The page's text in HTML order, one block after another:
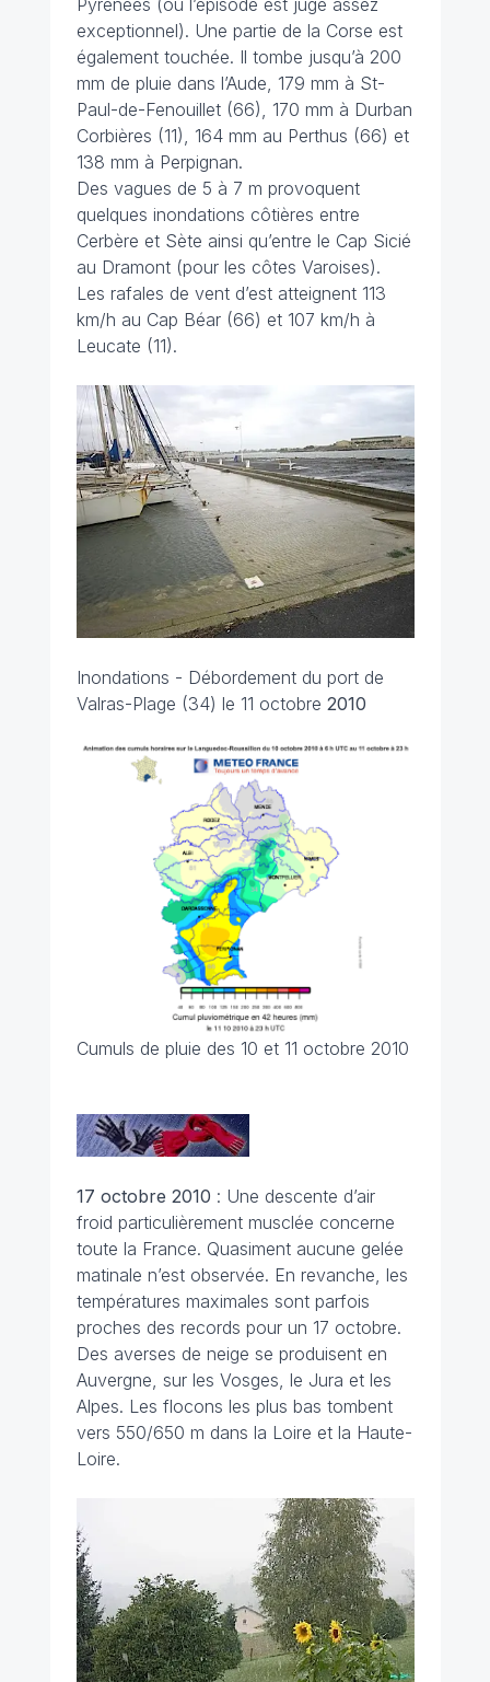
exceptionnel). Une partie de la Corse est
également touchée. Il tombe jusqu’à 200
mm de pluie dans l’Aude, 179 mm à St-
Paul-de-Fenouillet (66), 170 mm à Durban
Corbières (11), 164 mm au Perthus (66) et
138 mm à Perpignan.
Des vagues de 5 à 7 m provoquent
quelques inondations côtières entre
Cerbère et Sète ainsi qu’entre le Cap Sicié
au Dramont (pour les côtes Varoises).
Les rafales de vent d’est atteignent 113
km/h au Cap Béar (66) et 107 km/h à
Leucate (11).
Inondations - Débordement du port de
Valras-Plage (34) le 11 octobre 2010
Cumuls de pluie des 10 et 11 octobre 2010
17 octobre 2010 : Une descente d’air
froid particulièrement musclée concerne
toute la France. Quasiment aucune gelée
matinale n’est observée. En revanche, les
températures maximales sont parfois
proches des records pour un 17 octobre.
Des averses de neige se produisent en
Auvergne, sur les Vosges, le Jura et les
Alpes. Les flocons les plus bas tombent
vers 550/650 m dans la Loire et la Haute-
Loire.